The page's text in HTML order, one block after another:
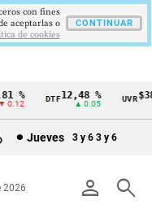
% DTF12,48 %
▲ 0.05
UVR
Jueves 3 y 6 3 y 6
person search
2026
con fines
aceptarlas o
de cookies
CONTINUAR